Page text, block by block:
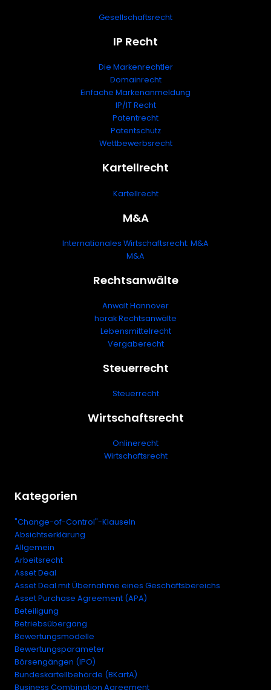
Gesellschaftsrecht
IP Recht
Die Markenrechtler
Domainrecht
Einfache Markenanmeldung
IP/IT Recht
Patentrecht
Patentschutz
Wettbewerbsrecht
Kartellrecht
Kartellrecht
M&A
Internationales Wirtschaftsrecht: M&A
M&A
Rechtsanwälte
Anwalt Hannover
horak Rechtsanwälte
Lebensmittelrecht
Vergaberecht
Steuerrecht
Steuerrecht
Wirtschaftsrecht
Onlinerecht
Wirtschaftsrecht
Kategorien
"Change-of-Control"-Klauseln
Absichtserklärung
Allgemein
Arbeitsrecht
Asset Deal
Asset Deal mit Übernahme eines Geschäftsbereichs
Asset Purchase Agreement (APA)
Beteiligung
Betriebsübergang
Bewertungsmodelle
Bewertungsparameter
Börsengängen (IPO)
Bundeskartellbehörde (BKartA)
Business Combination Agreement